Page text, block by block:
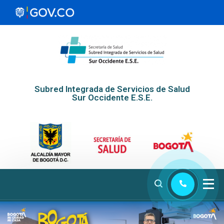
Subred Integrada de Servicios de Salud
Sur Occidente E.S.E.